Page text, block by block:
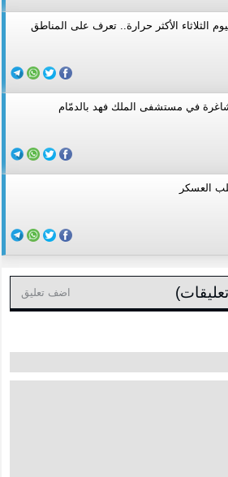
الثلاثاء الأكثر حرارة.. تعرف على المناطق
في مستشفى الملك فهد بالدمّام
العسكر
اضف تعليق